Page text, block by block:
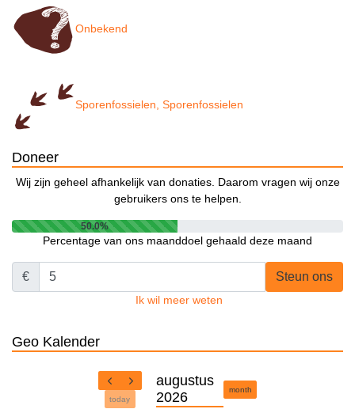
Onbekend
Sporenfossielen, Sporenfossielen
Doneer
Wij zijn geheel afhankelijk van donaties. Daarom vragen wij onze
gebruikers ons te helpen.
50.0%
Percentage van ons maanddoel gehaald deze maand
€ Steun ons
Ik wil meer weten
Geo Kalender
today
augustus
2026
month